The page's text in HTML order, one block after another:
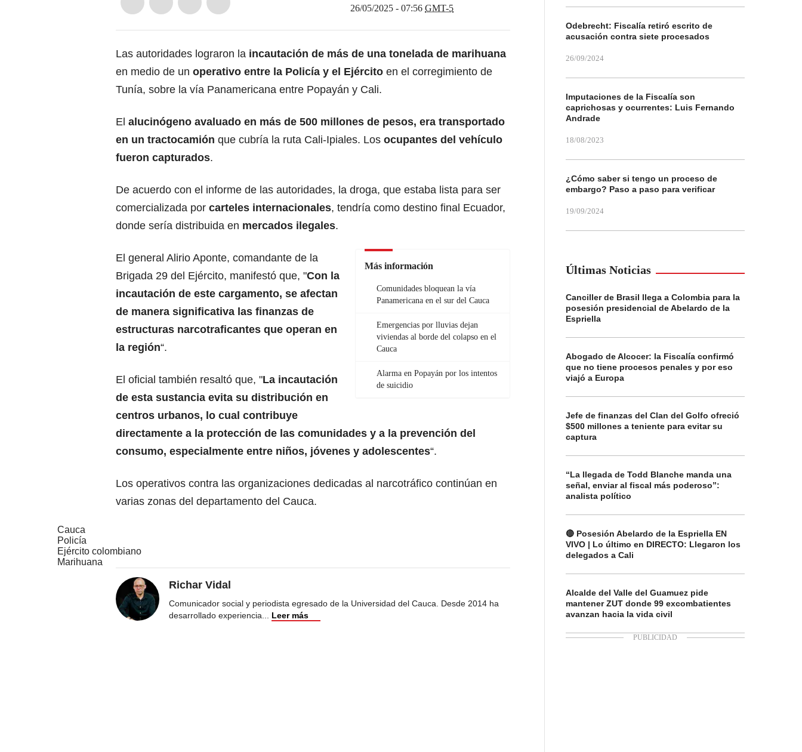
26/05/2025 - 07:56 GMT-5
Las autoridades lograron la incautación de más de una tonelada de marihuana
en medio de un operativo entre la Policía y el Ejército en el corregimiento de
Tunía, sobre la vía Panamericana entre Popayán y Cali.
El alucinógeno avaluado en más de 500 millones de pesos, era transportado
en un tractocamión que cubría la ruta Cali-Ipiales. Los ocupantes del vehículo
fueron capturados.
De acuerdo con el informe de las autoridades, la droga, que estaba lista para ser
comercializada por carteles internacionales, tendría como destino final Ecuador,
donde sería distribuida en mercados ilegales.
Más información
Comunidades bloquean la vía
Panamericana en el sur del Cauca
Emergencias por lluvias dejan
viviendas al borde del colapso en el
Cauca
Alarma en Popayán por los intentos
de suicidio
El general Alirio Aponte, comandante de la
Brigada 29 del Ejército, manifestó que, "Con la
incautación de este cargamento, se afectan
de manera significativa las finanzas de
estructuras narcotraficantes que operan en
la región“.
El oficial también resaltó que, "La incautación
de esta sustancia evita su distribución en
centros urbanos, lo cual contribuye
directamente a la protección de las comunidades y a la prevención del
consumo, especialmente entre niños, jóvenes y adolescentes“.
Los operativos contra las organizaciones dedicadas al narcotráfico continúan en
varias zonas del departamento del Cauca.
Cauca
Policía
Ejército colombiano
Marihuana
Richar Vidal
Comunicador social y periodista egresado de la Universidad del Cauca. Desde 2014 ha
desarrollado experiencia... Leer más
Odebrecht: Fiscalía retiró escrito de
acusación contra siete procesados
26/09/2024
Imputaciones de la Fiscalía son
caprichosas y ocurrentes: Luis Fernando
Andrade
18/08/2023
¿Cómo saber si tengo un proceso de
embargo? Paso a paso para verificar
19/09/2024
Últimas Noticias
Canciller de Brasil llega a Colombia para la
posesión presidencial de Abelardo de la
Espriella
Abogado de Alcocer: la Fiscalía confirmó
que no tiene procesos penales y por eso
viajó a Europa
Jefe de finanzas del Clan del Golfo ofreció
$500 millones a teniente para evitar su
captura
“La llegada de Todd Blanche manda una
señal, enviar al fiscal más poderoso”:
analista político
🔴 Posesión Abelardo de la Espriella EN
VIVO | Lo último en DIRECTO: Llegaron los
delegados a Cali
Alcalde del Valle del Guamuez pide
mantener ZUT donde 99 excombatientes
avanzan hacia la vida civil